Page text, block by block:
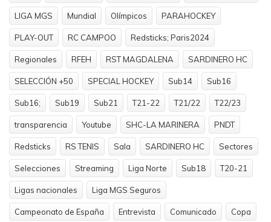
LIGA MGS Mundial Olímpicos PARAHOCKEY
PLAY-OUT RC CAMPOO Redsticks; Paris2024
Regionales RFEH RST MAGDALENA SARDINERO HC
SELECCIÓN +50 SPECIAL HOCKEY Sub14 Sub16
Sub16; Sub19 Sub21 T21-22 T21/22 T22/23
transparencia Youtube SHC-LA MARINERA PNDT
Redsticks RS TENIS Sala SARDINERO HC Sectores
Selecciones Streaming Liga Norte Sub18 T20-21
Ligas nacionales Liga MGS Seguros
Campeonato de España Entrevista Comunicado Copa